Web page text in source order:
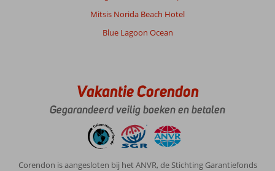
Mitsis Norida Beach Hotel
Blue Lagoon Ocean
Vakantie Corendon
Gegarandeerd veilig boeken en betalen
Corendon is aangesloten bij het ANVR, de Stichting Garantiefonds